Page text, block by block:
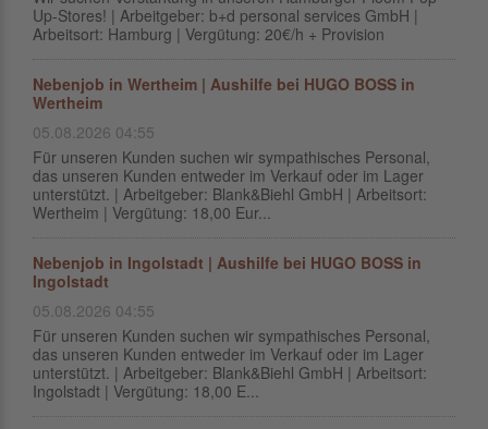
Up-Stores! | Arbeitgeber: b+d personal services GmbH |
Arbeitsort: Hamburg | Vergütung: 20€/h + Provision
Nebenjob in Wertheim | Aushilfe bei HUGO BOSS in
Wertheim
05.08.2026 04:55
Für unseren Kunden suchen wir sympathisches Personal,
das unseren Kunden entweder im Verkauf oder im Lager
unterstützt. | Arbeitgeber: Blank&Biehl GmbH | Arbeitsort:
Wertheim | Vergütung: 18,00 Eur...
Nebenjob in Ingolstadt | Aushilfe bei HUGO BOSS in
Ingolstadt
05.08.2026 04:55
Für unseren Kunden suchen wir sympathisches Personal,
das unseren Kunden entweder im Verkauf oder im Lager
unterstützt. | Arbeitgeber: Blank&Biehl GmbH | Arbeitsort:
Ingolstadt | Vergütung: 18,00 E...